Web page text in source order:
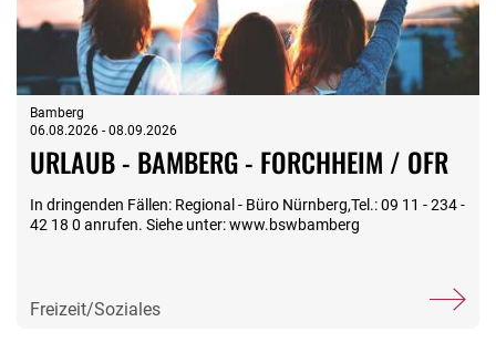
Bamberg
06.08.2026 - 08.09.2026
URLAUB - BAMBERG - FORCHHEIM / OFR
In dringenden Fällen: Regional - Büro Nürnberg,Tel.: 09 11 - 234 -
42 18 0 anrufen. Siehe unter: www.bswbamberg
Freizeit/Soziales